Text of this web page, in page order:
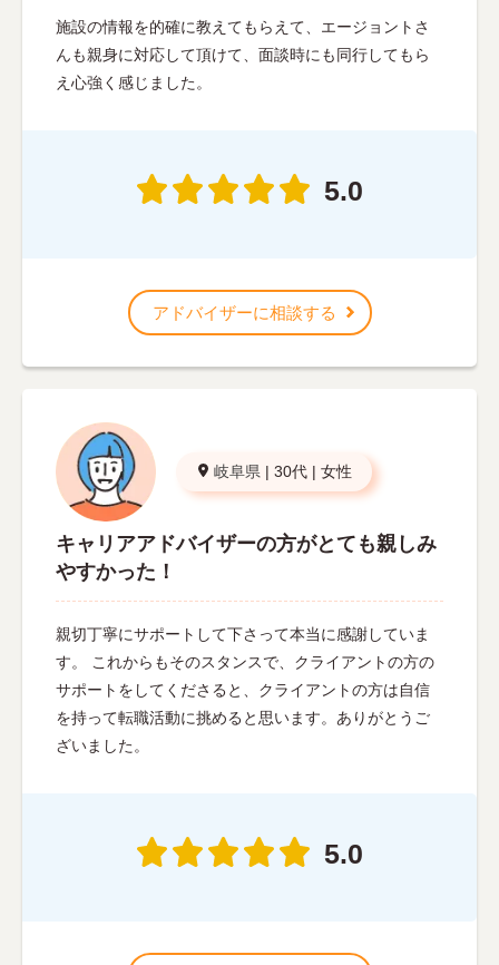
施設の情報を的確に教えてもらえて、エージョントさ
んも親身に対応して頂けて、面談時にも同行してもら
え心強く感じました。
5.0
アドバイザーに相談する
岐阜県 | 30代 | 女性
キャリアアドバイザーの方がとても親しみ
やすかった！
親切丁寧にサポートして下さって本当に感謝していま
す。 これからもそのスタンスで、クライアントの方の
サポートをしてくださると、クライアントの方は自信
を持って転職活動に挑めると思います。ありがとうご
ざいました。
5.0